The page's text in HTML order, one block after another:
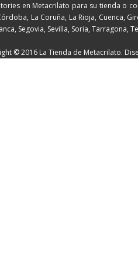
en Metacrilato para su tienda o
La Coruña, La Rioja, Cuenca,
Segovia, Sevilla, Soria, Tarragona,
© 2016 La Tienda de Metacrilato.